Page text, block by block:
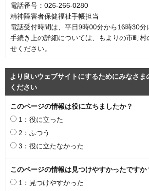
電話番号：026-266-0280
精神障害者保健福祉手帳担当
電話受付時間は、平日9時00分から16時30分
手続き上の詳細については、もよりの市町村
せください。
より良いウェブサイトにするためにみなさま
ください
このページの情報は役に立ちましたか？
1：役に立った
2：ふつう
3：役に立たなかった
このページの情報は見つけやすかったですか
1：見つけやすかった